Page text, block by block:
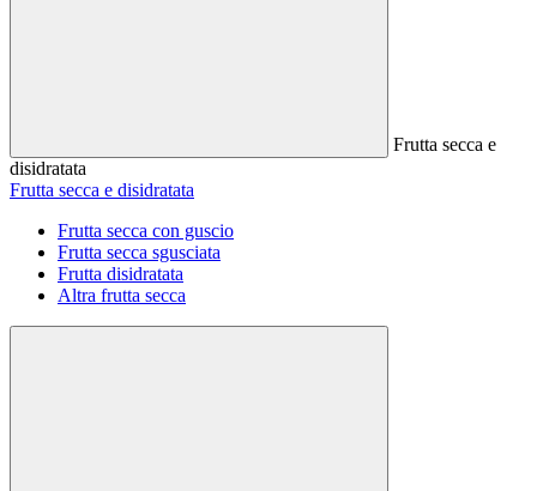
Frutta secca e
disidratata
Frutta secca e disidratata
Frutta secca con guscio
Frutta secca sgusciata
Frutta disidratata
Altra frutta secca